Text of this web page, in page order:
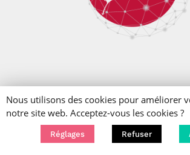
Accueil Recherche
Axes stratégiques
Intelligence artificielle et science des
Operational AI Ethics (éthique de l’IA)
Nous utilisons des cookies pour améliorer
notre site web. Acceptez-vous les cookies ?
Réglages Refuser